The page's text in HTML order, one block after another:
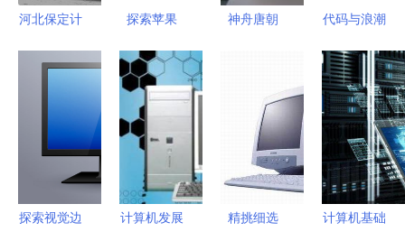
河北保定计
试地点与备
探索苹果
一段创新与
跌宕历史
神舟唐朝
典设计与现
代性能相融
合
代码与浪潮
机/软件学
院文创设计
案例解析
探索视觉边
计算机发展
精挑细选
计算机基础